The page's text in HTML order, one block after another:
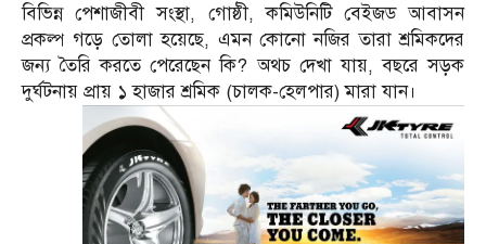
বিভিন্ন পেশাজীবী সংস্থা, গোষ্ঠী, কমিউনিটি বেইজড আবাসন
প্রকল্প গড়ে তোলা হয়েছে, এমন কোনো নজির তারা শ্রমিকদের
জন্য তৈরি করতে পেরেছেন কি? অথচ দেখা যায়, বছরে সড়ক
দুর্ঘটনায় প্রায় ১ হাজার শ্রমিক (চালক-হেলপার) মারা যান।